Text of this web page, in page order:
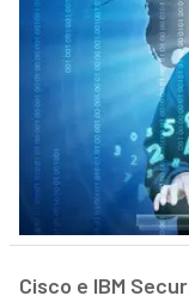
Cisco e IBM